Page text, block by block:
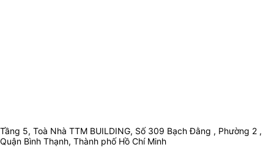
Tầng 5, Toà Nhà TTM BUILDING, Số 309 Bạch Đằng , Phường 2 ,
Quận Bình Thạnh, Thành phố Hồ Chí Minh